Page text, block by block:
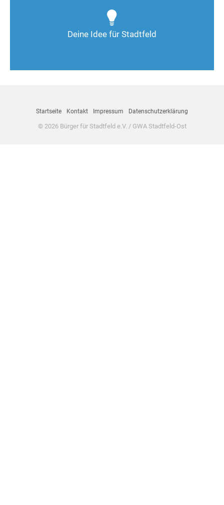
Deine Idee für Stadtfeld
Deine Ideen sind gefragt!
Startseite Kontakt Impressum Datenschutzerklärung
© 2026 Bürger für Stadtfeld e.V. / GWA Stadtfeld-Ost